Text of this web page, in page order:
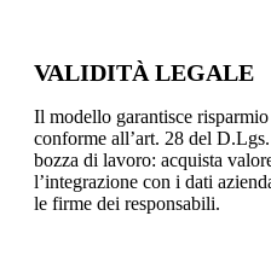
VALIDITÀ LEGALE
Il modello garantisce
conforme all’art. 28 del
bozza di lavoro: acquista
l’integrazione con i dati
le firme dei responsabili.